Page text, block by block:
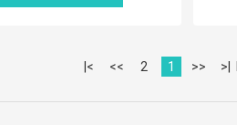
|<
<<
1
2
>>
>|